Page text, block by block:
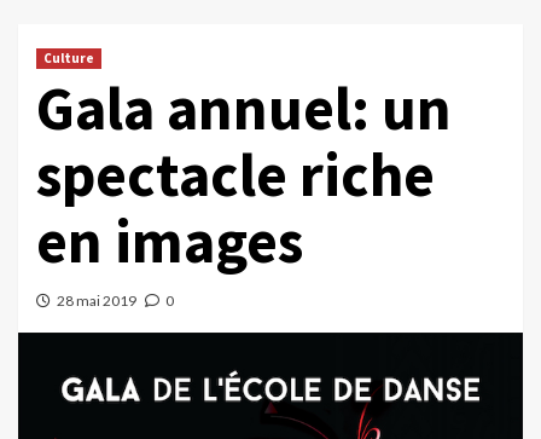
Culture
Gala annuel: un
spectacle riche
en images
28 mai 2019 0